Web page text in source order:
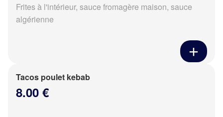
Frites à l'intérieur, sauce fromagère maison, sauce
algérienne
Tacos poulet kebab
8.00 €